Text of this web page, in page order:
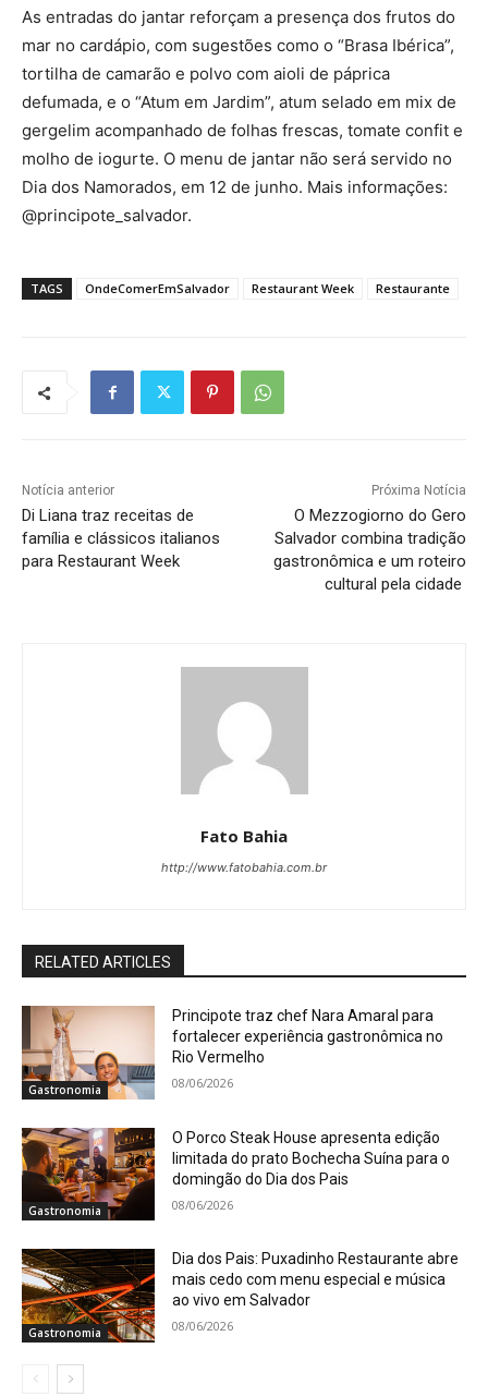
As entradas do jantar reforçam a presença dos frutos do
mar no cardápio, com sugestões como o “Brasa Ibérica”,
tortilha de camarão e polvo com aioli de páprica
defumada, e o “Atum em Jardim”, atum selado em mix de
gergelim acompanhado de folhas frescas, tomate confit e
molho de iogurte. O menu de jantar não será servido no
Dia dos Namorados, em 12 de junho. Mais informações:
@principote_salvador.
TAGS OndeComerEmSalvador Restaurant Week Restaurante
Notícia anterior
Di Liana traz receitas de
família e clássicos italianos
para Restaurant Week
Próxima Notícia
O Mezzogiorno do Gero
Salvador combina tradição
gastronômica e um roteiro
cultural pela cidade
Fato Bahia
http://www.fatobahia.com.br
RELATED ARTICLES
Gastronomia
Principote traz chef Nara Amaral para
fortalecer experiência gastronômica no
Rio Vermelho
08/06/2026
Gastronomia
O Porco Steak House apresenta edição
limitada do prato Bochecha Suína para o
domingão do Dia dos Pais
08/06/2026
Gastronomia
Dia dos Pais: Puxadinho Restaurante abre
mais cedo com menu especial e música
ao vivo em Salvador
08/06/2026